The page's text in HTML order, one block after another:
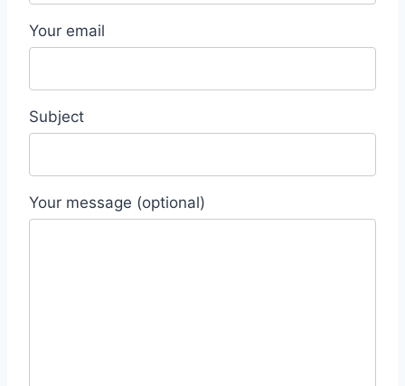
Your email
Subject
Your message (optional)